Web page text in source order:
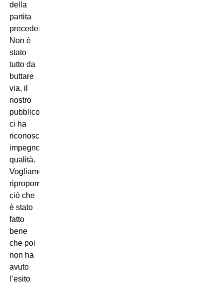
della
partita
precedente.
Non è
stato
tutto da
buttare
via, il
nostro
pubblico
ci ha
riconosciuto
impegno,
qualità.
Vogliamo
riproporre
ciò che
è stato
fatto
bene
che poi
non ha
avuto
l’esito